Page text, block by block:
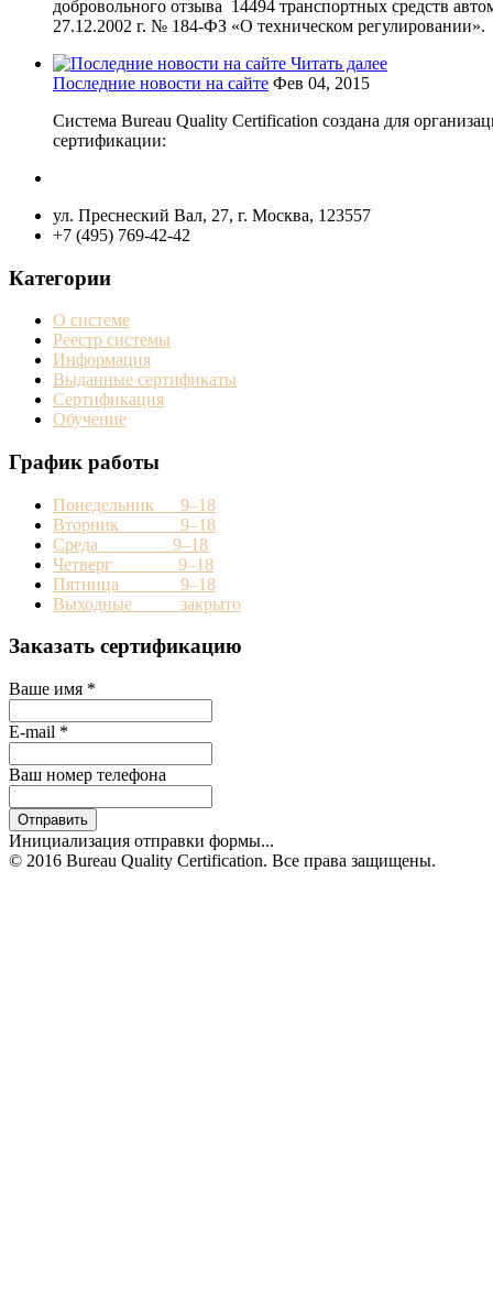
добровольного отзыва 14494 транспортных средств
27.12.2002 г. № 184-ФЗ «О техническом регулировании».
Читать далее
Последние новости на сайте Фев 04, 2015
Система Bureau Quality Certification создана для
сертификации:
ул. Преснеский Вал, 27, г. Москва, 123557
+7 (495) 769-42-42
Категории
О системе
Реестр системы
Информация
Выданные сертификаты
Сертификация
Обучение
График работы
Понедельник 9–18
Вторник 9–18
Среда 9–18
Четверг 9–18
Пятница 9–18
Выходные закрыто
Заказать сертификацию
Ваше имя *
E-mail *
Ваш номер телефона
Отправить
Инициализация отправки формы...
© 2016 Bureau Quality Certification. Все права защищены.